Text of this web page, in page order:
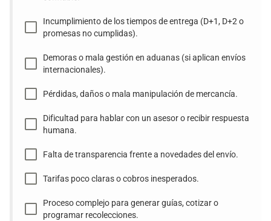
Incumplimiento de los tiempos de entrega (D+1, D+2 o
promesas no cumplidas).
Demoras o mala gestión en aduanas (si aplican envíos
internacionales).
Pérdidas, daños o mala manipulación de mercancía.
Dificultad para hablar con un asesor o recibir respuesta
humana.
Falta de transparencia frente a novedades del envío.
Tarifas poco claras o cobros inesperados.
Proceso complejo para generar guías, cotizar o
programar recolecciones.